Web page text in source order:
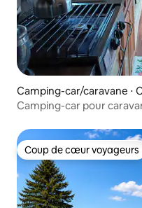
Camping-car/caravane ⋅
Camping-car pour
Coup de cœur voyageurs
Coup de cœur voyageurs